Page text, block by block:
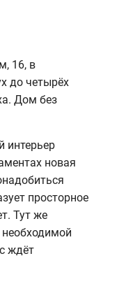
16, в
до четырёх
Дом без
интерьер
новая
просторное
Тут же
ждёт